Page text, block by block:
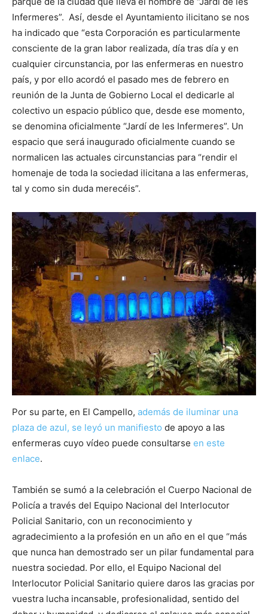
Infermeres”. Así, desde el Ayuntamiento ilicitano se nos
ha indicado que “esta Corporación es particularmente
consciente de la gran labor realizada, día tras día y en
cualquier circunstancia, por las enfermeras en nuestro
país, y por ello acordó el pasado mes de febrero en
reunión de la Junta de Gobierno Local el dedicarle al
colectivo un espacio público que, desde ese momento,
se denomina oficialmente “Jardí de les Infermeres”. Un
espacio que será inaugurado oficialmente cuando se
normalicen las actuales circunstancias para “rendir el
homenaje de toda la sociedad ilicitana a las enfermeras,
tal y como sin duda merecéis”.
Por su parte, en El Campello, además de iluminar una
plaza de azul, se leyó un manifiesto de apoyo a las
enfermeras cuyo vídeo puede consultarse en este
enlace.
También se sumó a la celebración el Cuerpo Nacional de
Policía a través del Equipo Nacional del Interlocutor
Policial Sanitario, con un reconocimiento y
agradecimiento a la profesión en un año en el que “más
que nunca han demostrado ser un pilar fundamental para
nuestra sociedad. Por ello, el Equipo Nacional del
Interlocutor Policial Sanitario quiere daros las gracias por
vuestra lucha incansable, profesionalidad, sentido del